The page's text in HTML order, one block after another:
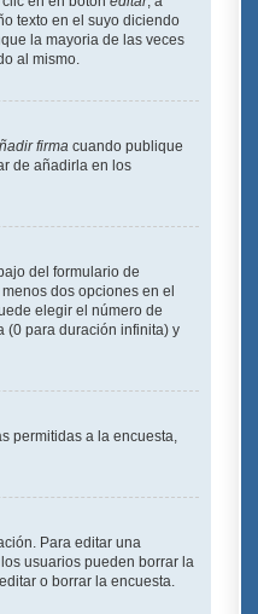
texto en el suyo diciendo
la mayoria de las veces
al mismo.
firma cuando publique
de añadirla en los
del formulario de
dos opciones en el
elegir el número de
(0 para duración infinita) y
permitidas a la encuesta,
Para editar una
usuarios pueden borrar la
o borrar la encuesta.